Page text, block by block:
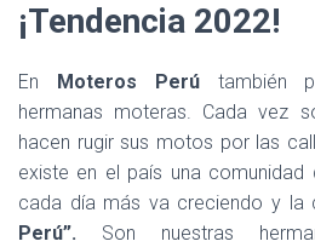
¡Tendencia 2022!
En Moteros Perútambién
hermanas moteras. Cada vez
hacen rugir sus motos por las
existe en el país una comunidad
cada día más va creciendo y la
Perú”. Son nuestras